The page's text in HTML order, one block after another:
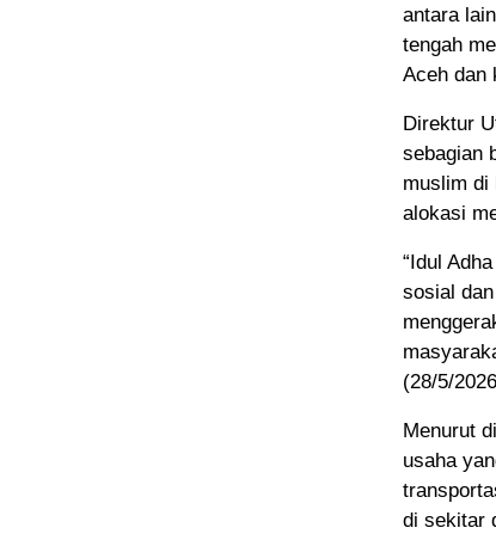
antara
tengah
Aceh dan
Direktur
sebagian
muslim di
alokasi
“Idul
sosial
(28/5/
Menurut
usaha
di sekitar